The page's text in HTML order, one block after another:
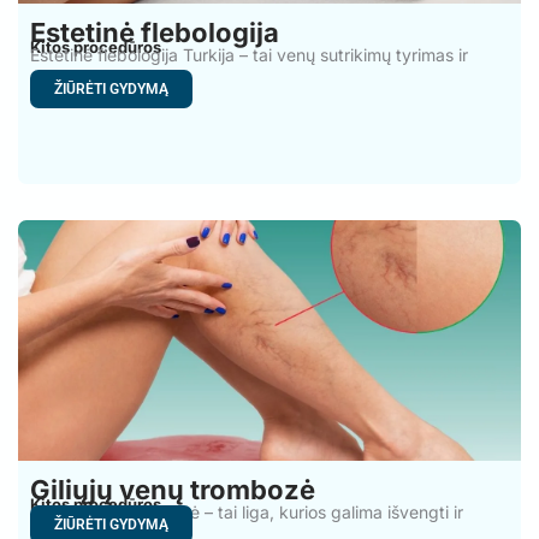
Estetinė flebologija
Kitos procedūros
Estetinė flebologija Turkija – tai venų sutrikimų tyrimas ir
gydymas.
ŽIŪRĖTI GYDYMĄ
Giliųjų venų trombozė
Kitos procedūros
Giliųjų venų trombozė – tai liga, kurios galima išvengti ir
ŽIŪRĖTI GYDYMĄ